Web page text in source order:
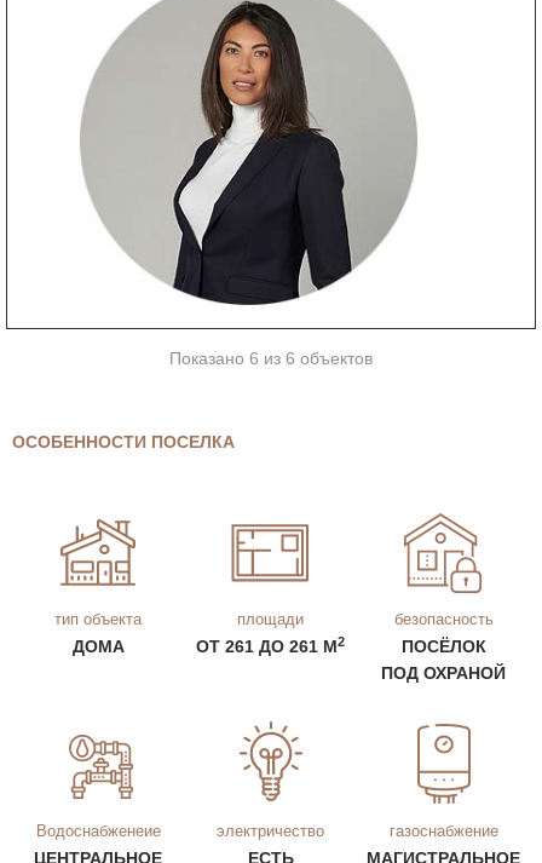
Показано 6 из 6 объектов
ОСОБЕННОСТИ ПОСЕЛКА
тип объекта
ДОМА
площади
ОТ 261 ДО 261 М2
безопасность
ПОСЁЛОК
ПОД ОХРАНОЙ
Водоснабженеие
ЦЕНТРАЛЬНОЕ
электричество
ЕСТЬ
газоснабжение
МАГИСТРАЛЬНОЕ